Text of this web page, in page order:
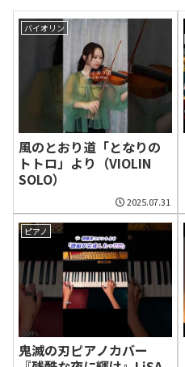
バイオリン
風のとおり道「となりの
トトロ」より（VIOLIN
SOLO）
2025.07.31
ピアノ
鬼滅の刃ピアノカバー